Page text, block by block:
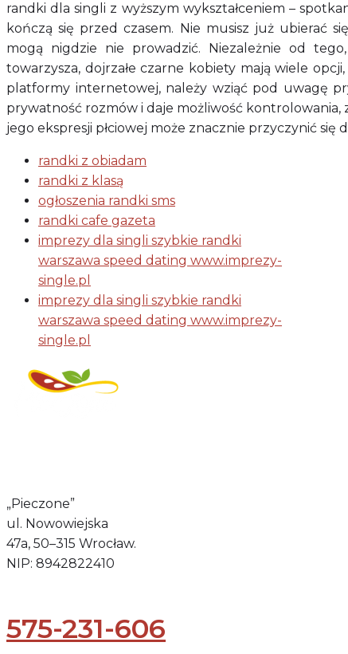
randki dla singli z wyższym wykształceniem –
kończą się przed czasem. Nie musisz już ubierać
mogą nigdzie nie prowadzić. Niezależnie od
towarzysza, dojrzałe czarne kobiety mają wiele
platformy internetowej, należy wziąć pod uwagę
prywatność rozmów i daje możliwość kontrolowania,
jego ekspresji płciowej może znacznie przyczynić
randki z obiadam
randki z klasą
ogłoszenia randki sms
randki cafe gazeta
imprezy dla singli szybkie randki
warszawa speed dating www.imprezy-
single.pl
imprezy dla singli szybkie randki
warszawa speed dating www.imprezy-
single.pl
„Pieczone”
ul. Nowowiejska
47a, 50–315 Wrocław.
NIP: 8942822410
575-231-606